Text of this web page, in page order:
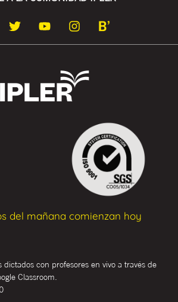
del mañana comienzan hoy
dictados con profesores en vivo a través de
Classroom.